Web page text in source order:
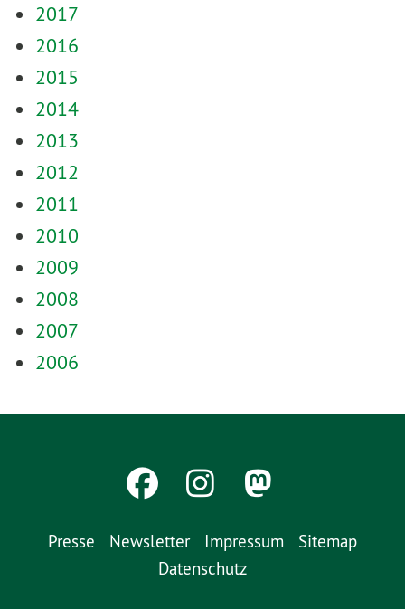
2017
2016
2015
2014
2013
2012
2011
2010
2009
2008
2007
2006
Presse Newsletter Impressum
Sitemap
Datenschutz